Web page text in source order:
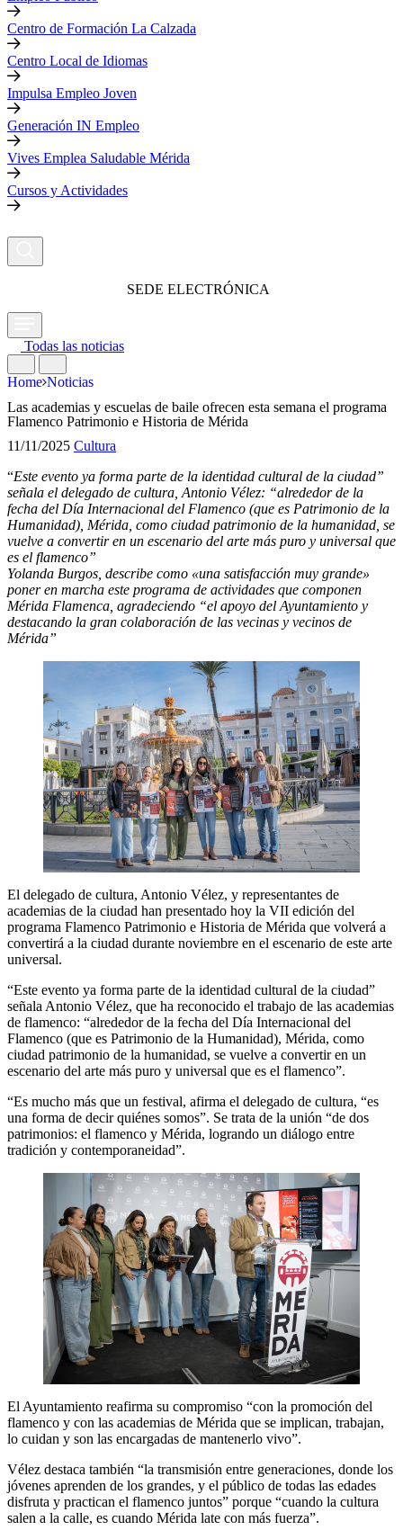
Centro de Formación La Calzada
Centro Local de Idiomas
Impulsa Empleo Joven
Generación IN Empleo
Vives Emplea Saludable Mérida
Cursos y Actividades
SEDE ELECTRÓNICA
Todas las noticias
Home Noticias
Las academias y escuelas de baile ofrecen esta semana el programa
Flamenco Patrimonio e Historia de Mérida
11/11/2025 Cultura
“Este evento ya forma parte de la identidad cultural de la ciudad”
señala el delegado de cultura, Antonio Vélez: “alrededor de la
fecha del Día Internacional del Flamenco (que es Patrimonio de la
Humanidad), Mérida, como ciudad patrimonio de la humanidad, se
vuelve a convertir en un escenario del arte más puro y universal que
es el flamenco”
Yolanda Burgos, describe como «una satisfacción muy grande»
poner en marcha este programa de actividades que componen
Mérida Flamenca, agradeciendo “el apoyo del Ayuntamiento y
destacando la gran colaboración de las vecinas y vecinos de
Mérida”
El delegado de cultura, Antonio Vélez, y representantes de
academias de la ciudad han presentado hoy la VII edición del
programa Flamenco Patrimonio e Historia de Mérida que volverá a
convertirá a la ciudad durante noviembre en el escenario de este arte
universal.
“Este evento ya forma parte de la identidad cultural de la ciudad”
señala Antonio Vélez, que ha reconocido el trabajo de las academias
de flamenco: “alrededor de la fecha del Día Internacional del
Flamenco (que es Patrimonio de la Humanidad), Mérida, como
ciudad patrimonio de la humanidad, se vuelve a convertir en un
escenario del arte más puro y universal que es el flamenco”.
“Es mucho más que un festival, afirma el delegado de cultura, “es
una forma de decir quiénes somos”. Se trata de la unión “de dos
patrimonios: el flamenco y Mérida, logrando un diálogo entre
tradición y contemporaneidad”.
El Ayuntamiento reafirma su compromiso “con la promoción del
flamenco y con las academias de Mérida que se implican, trabajan,
lo cuidan y son las encargadas de mantenerlo vivo”.
Vélez destaca también “la transmisión entre generaciones, donde los
jóvenes aprenden de los grandes, y el público de todas las edades
disfruta y practican el flamenco juntos” porque “cuando la cultura
salen a la calle, es cuando Mérida late con más fuerza”.